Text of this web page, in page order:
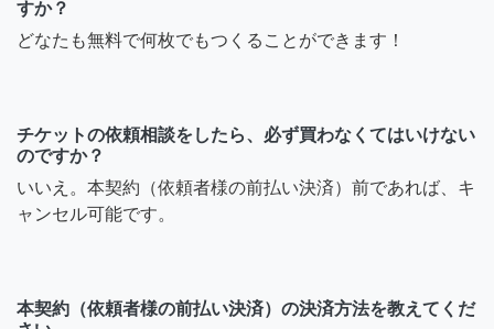
すか？
どなたも無料で何枚でもつくることができます！
チケットの依頼相談をしたら、必ず買わなくてはいけない
のですか？
いいえ。本契約（依頼者様の前払い決済）前であれば、キ
ャンセル可能です。
本契約（依頼者様の前払い決済）の決済方法を教えてくだ